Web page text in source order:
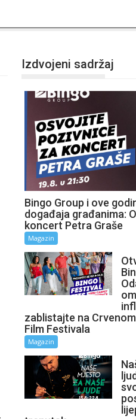
Izdvojeni sadržaj
Bingo Group i ove
događaja građanima:
koncert Petra Graše
Magazin
zablistajte na
Film Festivala
Magazin